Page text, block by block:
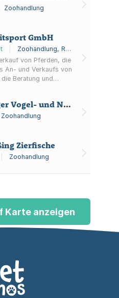
Zoohandlung
GmbH
Zoohandlung, Reitsportgeschäft
von Pferden, die
An- und Verkaufs von
Beratung und
sowie
Auch die Herstellung
Patrick Enger Vogel- und Nagerzubehör Bird-Box
Zoohandlung
Zierfische
Zoohandlung
Karte anzeigen